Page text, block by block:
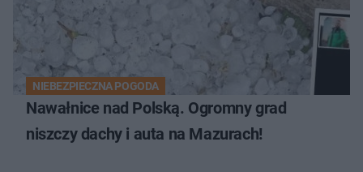
NIEBEZPIECZNA POGODA
Nawałnice nad Polską. Ogromny grad
niszczy dachy i auta na Mazurach!